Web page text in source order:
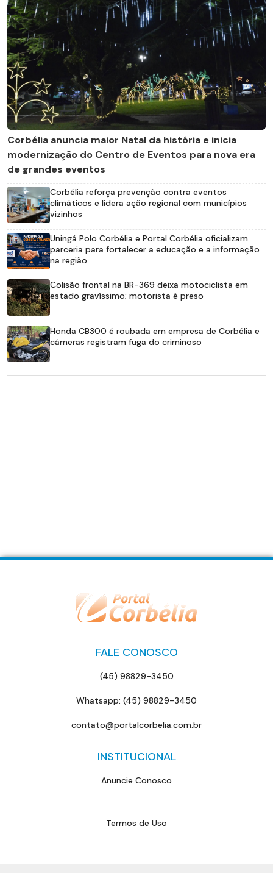
Corbélia anuncia maior Natal da história e inicia
modernização do Centro de Eventos para nova era
de grandes eventos
Corbélia reforça prevenção contra eventos
climáticos e lidera ação regional com municípios
vizinhos
Uningá Polo Corbélia e Portal Corbélia oficializam
parceria para fortalecer a educação e a informação
na região.
Colisão frontal na BR-369 deixa motociclista em
estado gravíssimo; motorista é preso
Honda CB300 é roubada em empresa de Corbélia e
câmeras registram fuga do criminoso
FALE CONOSCO
(45) 98829-3450
Whatsapp: (45) 98829-3450
contato@portalcorbelia.com.br
INSTITUCIONAL
Anuncie Conosco
Termos de Uso